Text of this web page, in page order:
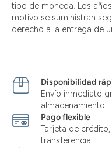
tipo de moneda. Los
motivo se suministran
derecho a la entrega de
Disponibilidad
Envío inmediato
almacenamiento
Pago flexible
Tarjeta de
transferencia